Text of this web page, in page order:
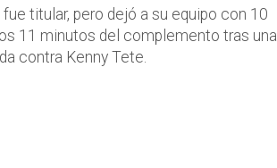
titular, pero dejó a su equipo con 10
11 minutos del complemento tras una
contra Kenny Tete.